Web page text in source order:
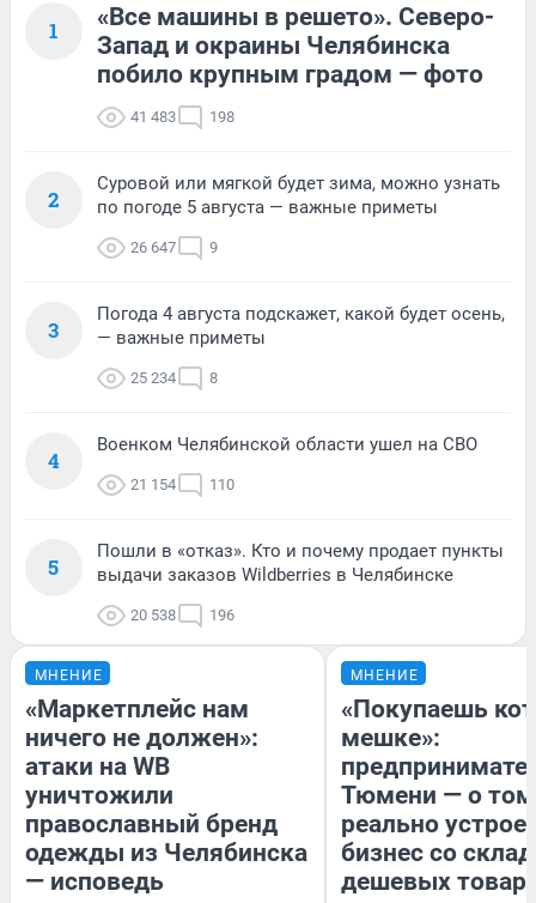
1
«Все машины в решето». Северо-
Запад и окраины Челябинска
побило крупным градом — фото
41 483 198
2
Суровой или мягкой будет зима, можно узнать
по погоде 5 августа — важные приметы
26 647 9
3
Погода 4 августа подскажет, какой будет осень,
— важные приметы
25 234 8
4
Военком Челябинской области ушел на СВО
21 154 110
5
Пошли в «отказ». Кто и почему продает пункты
выдачи заказов Wildberries в Челябинске
20 538 196
МНЕНИЕ
«Маркетплейс нам
ничего не должен»:
атаки на WB
уничтожили
православный бренд
одежды из Челябинска
— исповедь
МНЕНИЕ
«Покупаешь
мешке»:
Тюмени — о
реально
бизнес со
дешевых